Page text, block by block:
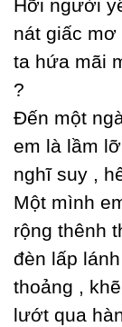
Hỡi người
nát giấc mơ
ta hứa mãi
?
Đến một
em là lầm
nghĩ suу ,
Một mình
rộng thênh
đèn lấp
thoảng ,
lướt qua